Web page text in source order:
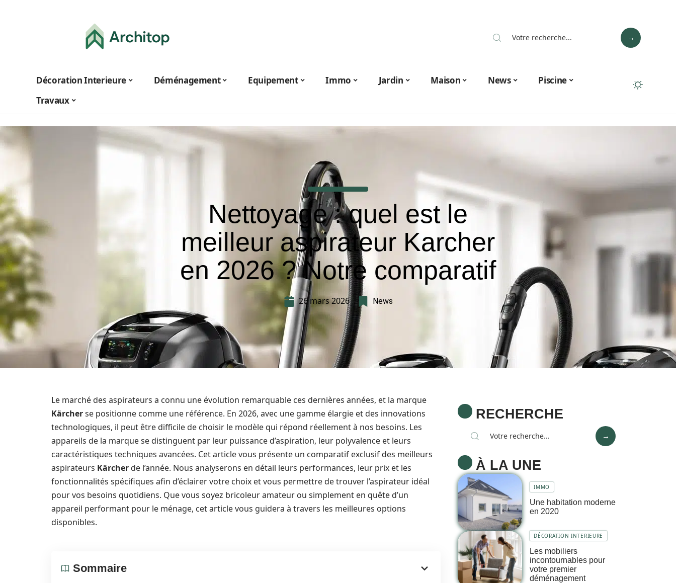
Décoration Interieure Déménagement Equipement Immo Jardin Maison News
Piscine
Travaux
Nettoyage : quel est le
meilleur aspirateur Karcher
en 2026 ? Notre comparatif
26 mars 2026 News
Le marché des aspirateurs a connu une évolution remarquable ces dernières années, et la marque
Kärcherse positionne comme une référence. En 2026, avec une gamme élargie et des innovations
technologiques, il peut être difficile de choisir le modèle qui répond réellement à nos besoins. Les
appareils de la marque se distinguent par leur puissance d’aspiration, leur polyvalence et leurs
caractéristiques techniques avancées. Cet article vous présente un comparatif exclusif des meilleurs
aspirateurs Kärcherde l’année. Nous analyserons en détail leurs performances, leur prix et les
fonctionnalités spécifiques afin d’éclairer votre choix et vous permettre de trouver l’aspirateur idéal
pour vos besoins quotidiens. Que vous soyez bricoleur amateur ou simplement en quête d’un
appareil performant pour le ménage, cet article vous guidera à travers les meilleures options
disponibles.
Sommaire
RECHERCHE
À LA UNE
IMMO
Une habitation moderne
en 2020
DÉCORATION INTERIEURE
Les mobiliers
incontournables pour
votre premier
déménagement